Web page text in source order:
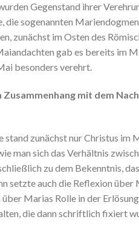
Gegenstand ihrer
die sogenannten
zunächst im Osten des
gab es bereits im
besonders verehrt.
mit dem
stand zunächst nur Christus
man sich das Verhältnis
zu dem Bekenntnis,
setzte auch die Reflexion über
Marias Rolle in der
die dann schriftlich fixiert